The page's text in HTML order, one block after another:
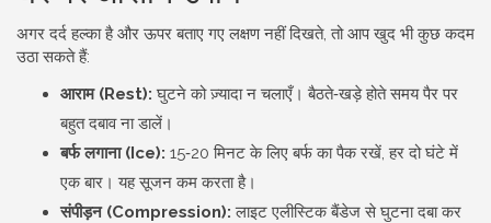
अगर दर्द हल्का है और ऊपर बताए गए लक्षण नहीं दिखते, तो आप खुद भी कुछ कदम
उठा सकते हैं:
आराम (Rest): घुटने को ज़्यादा न चलाएँ। बैठते‑खड़े होते समय पैर पर
बहुत दबाव ना डालें।
बर्फ लगाना (Ice): 15‑20 मिनट के लिए बर्फ का पैक रखें, हर दो घंटे में
एक बार। यह सूजन कम करता है।
संपीड़न (Compression): लाइट एलीस्टिक बैंडेज से घुटना दबा कर